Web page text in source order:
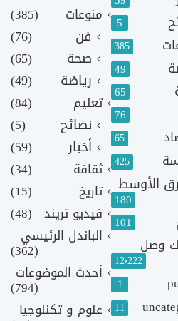
5
385
49
65
76
65
425
الأوسط
180
101
وصل
12٬222
1
11
منوعات
(385)
فن
(76)
صحة
(65)
رياضة
(49)
تعليم (84)
نصائح
(5)
أخبار
(59)
ثقافة
(34)
تاريخ
(15)
فيديو تريند (48)
الباندل الرئيسي
(362)
أحدث الموضوعات
(794)
علوم و تكنلوجيا